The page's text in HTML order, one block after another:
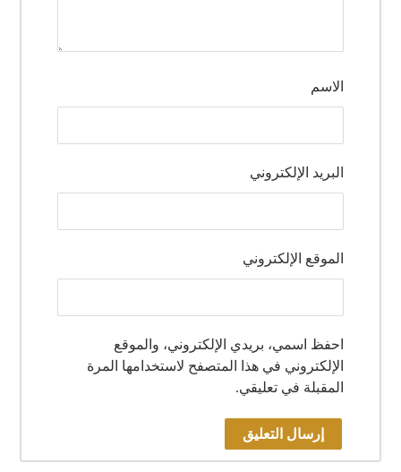
الاسم
البريد الإلكتروني
الموقع الإلكتروني
احفظ اسمي، بريدي الإلكتروني، والموقع
الإلكتروني في هذا المتصفح لاستخدامها المرة
المقبلة في تعليقي.